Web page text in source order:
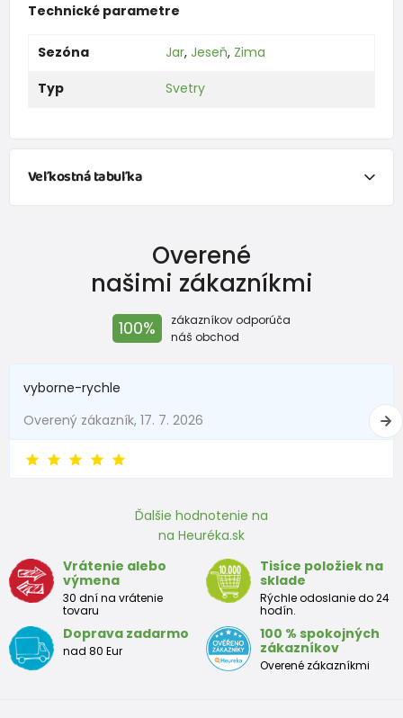
Technické parametre
Sezóna Jar, Jeseň, Zima
Typ
Svetry
Veľkostná tabuľka
Výška (cm)
New Baby do 50 do 3,4
Do 1 mesiaca do 56 do 4,5
6 - 9 mesiace 68 -74 8 - 9,5
9 - 12 mesiace 74-80 9,5 - 11
Približná tabuľka veľkosti batoľaťa
Veľkosť
Výška
(cm)
Prsia
(cm)
Pás
(cm)
(cm)
12
mesiacov
68 - 80 47 52
Overené
našimi zákazníkmi
100%
zákazníkov odporúča
náš obchod
vyborne-rychle
Overený zákazník, 17. 7. 2026
Ďalšie hodnotenie na
na Heuréka.sk
Vrátenie alebo
výmena
30 dní na vrátenie
tovaru
Tisíce položiek na
sklade
Rýchle odoslanie do 24
hodín.
Doprava zadarmo
nad 80 Eur
100 % spokojných
zákazníkov
Overené zákazníkmi